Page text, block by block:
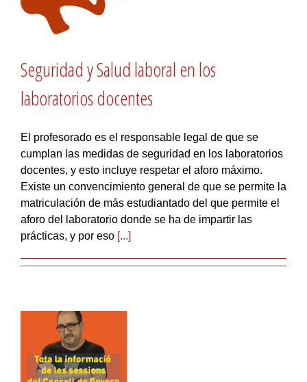
Seguridad y Salud laboral en los
laboratorios docentes
El profesorado es el responsable legal de que se
cumplan las medidas de seguridad en los laboratorios
docentes, y esto incluye respetar el aforo máximo.
Existe un convencimiento general de que se permite la
matriculación de más estudiantado del que permite el
aforo del laboratorio donde se ha de impartir las
prácticas, y por eso [...]